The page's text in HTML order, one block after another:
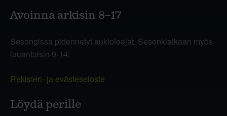
Avoinna arkisin 8–17
Sesongissa pidennetyt aukioloajat. Sesonkiaikaan myös
lauantaisin 9-14.
Rekisteri- ja evästeseloste
Löydä perille